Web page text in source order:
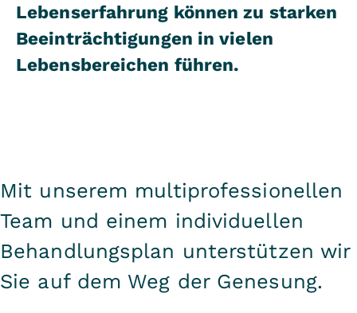
Lebenserfahrung können zu starken
Beeinträchtigungen in vielen
Lebensbereichen führen.
Mit unserem multiprofessionellen
Team und einem individuellen
Behandlungsplan unterstützen wir
Sie auf dem Weg der Genesung.